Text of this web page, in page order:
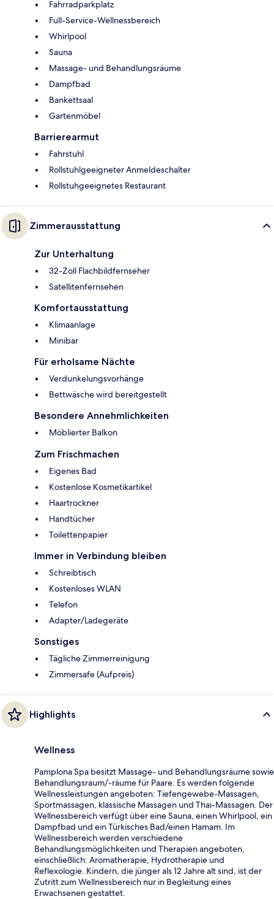
Fahrradparkplatz
Full-Service-Wellnessbereich
Whirlpool
Sauna
Massage- und Behandlungsräume
Dampfbad
Bankettsaal
Gartenmöbel
Barrierearmut
Fahrstuhl
Rollstuhlgeeigneter Anmeldeschalter
Rollstuhgeeignetes Restaurant
Zimmerausstattung
Zur Unterhaltung
32-Zoll Flachbildfernseher
Satellitenfernsehen
Komfortausstattung
Klimaanlage
Minibar
Für erholsame Nächte
Verdunkelungsvorhänge
Bettwäsche wird bereitgestellt
Besondere Annehmlichkeiten
Möblierter Balkon
Zum Frischmachen
Eigenes Bad
Kostenlose Kosmetikartikel
Haartrockner
Handtücher
Toilettenpapier
Immer in Verbindung bleiben
Schreibtisch
Kostenloses WLAN
Telefon
Adapter/Ladegeräte
Sonstiges
Tägliche Zimmerreinigung
Zimmersafe (Aufpreis)
Highlights
Wellness
Pamplona Spa besitzt Massage- und Behandlungsräume sowie
Behandlungsraum/-räume für Paare. Es werden folgende
Wellnessleistungen angeboten: Tiefengewebe-Massagen,
Sportmassagen, klassische Massagen und Thai-Massagen. Der
Wellnessbereich verfügt über eine Sauna, einen Whirlpool, ein
Dampfbad und ein Türkisches Bad/einen Hamam. Im
Wellnessbereich werden verschiedene
Behandlungsmöglichkeiten und Therapien angeboten,
einschließlich: Aromatherapie, Hydrotherapie und
Reflexologie. Kindern, die jünger als 12 Jahre alt sind, ist der
Zutritt zum Wellnessbereich nur in Begleitung eines
Erwachsenen gestattet.